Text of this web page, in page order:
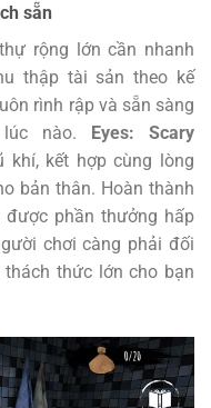
sẵn
rộng lớn cần nhanh
thập tài sản theo kế
rình rập và sẵn sàng
nào. Eyes: Scary
khí, kết hợp cùng lòng
bản thân. Hoàn thành
được phần thưởng hấp
chơi càng phải đối
thức lớn cho bạn